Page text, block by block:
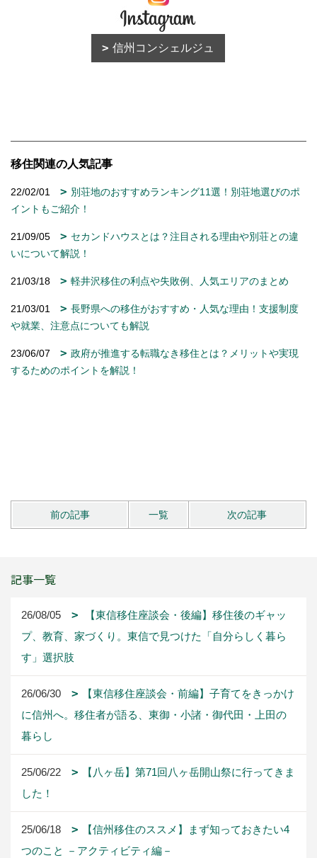
信州コンシェルジュ
移住関連の人気記事
22/02/01
別荘地のおすすめランキング11選！別荘地選びのポ
イントもご紹介！
21/09/05
セカンドハウスとは？注目される理由や別荘との違
いについて解説！
21/03/18 軽井沢移住の利点や失敗例、人気エリアのまとめ
21/03/01
長野県への移住がおすすめ・人気な理由！支援制度
や就業、注意点についても解説
23/06/07
政府が推進する転職なき移住とは？メリットや実現
するためのポイントを解説！
前の記事 一覧 次の記事
記事一覧
26/08/05
【東信移住座談会・後編】移住後のギャッ
プ、教育、家づくり。東信で見つけた「自分らしく暮ら
す」選択肢
26/06/30
【東信移住座談会・前編】子育てをきっかけ
に信州へ。移住者が語る、東御・小諸・御代田・上田の
暮らし
25/06/22
【八ヶ岳】第71回八ヶ岳開山祭に行ってきま
した！
25/06/18
【信州移住のススメ】まず知っておきたい4
つのこと －アクティビティ編－